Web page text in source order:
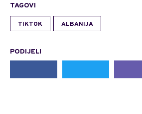
TAGOVI
TIKTOK ALBANIJA
PODIJELI